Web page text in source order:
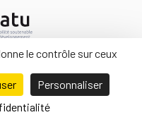
le contrôle sur ceux
Personnaliser